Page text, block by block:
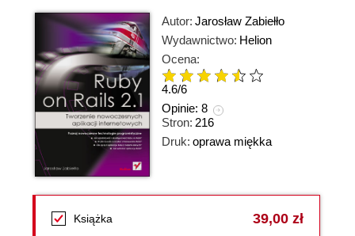
Autor: Jarosław Zabiełło
Wydawnictwo: Helion
Ocena:
4.6/6
Opinie: 8
Stron: 216
Druk: oprawa miękka
Książka 39,00 zł